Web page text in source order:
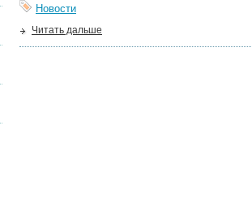
Новости
Читать дальше